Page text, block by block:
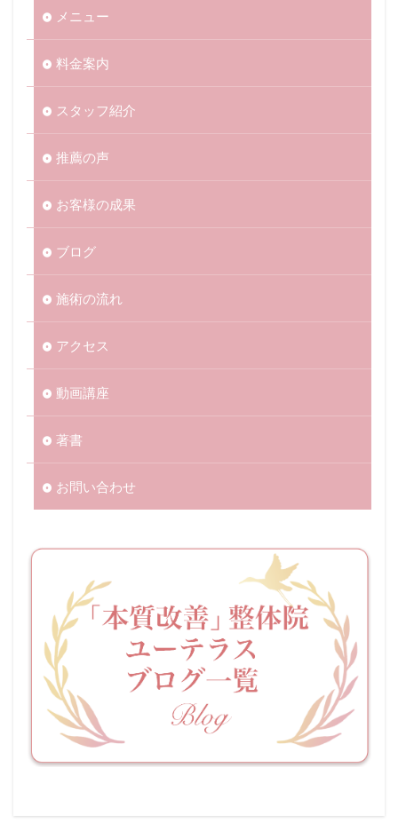
メニュー
料金案内
スタッフ紹介
推薦の声
お客様の成果
ブログ
施術の流れ
アクセス
動画講座
著書
お問い合わせ